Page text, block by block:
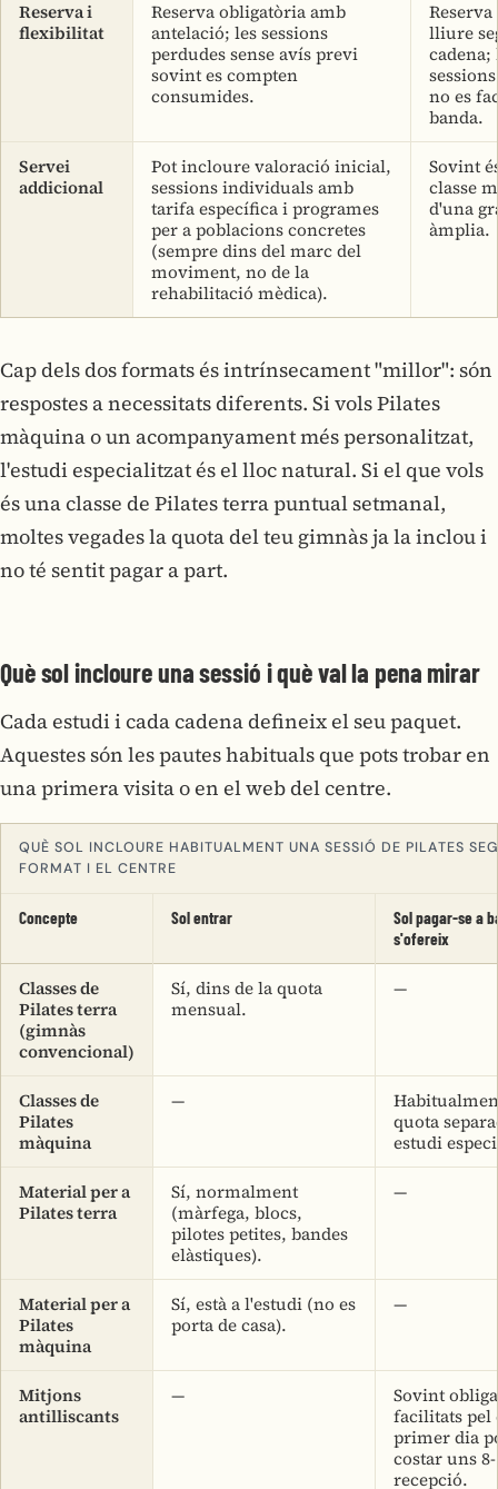
Reserva i
flexibilitat
Reserva obligatòria amb
antelació; les sessions
perdudes sense avís previ
sovint es compten
consumides.
Reserva
lliure
cadena;
no es
banda.
Servei
addicional
Pot incloure valoració inicial,
sessions individuals amb
tarifa específica i programes
per a poblacions concretes
(sempre dins del marc del
moviment, no de la
rehabilitació mèdica).
Sovint
classe
d'una
àmplia.
Cap dels dos formats és intrínsecament "millor": són
respostes a necessitats diferents. Si vols Pilates
màquina o un acompanyament més personalitzat,
l'estudi especialitzat és el lloc natural. Si el que vols
és una classe de Pilates terra puntual setmanal,
moltes vegades la quota del teu gimnàs ja la inclou i
no té sentit pagar a part.
Què sol incloure una sessió i què val la pena mirar
Cada estudi i cada cadena defineix el seu paquet.
Aquestes són les pautes habituals que pots trobar en
una primera visita o en el web del centre.
QUÈ SOL INCLOURE HABITUALMENT UNA SESSIÓ DE PILATES
FORMAT I EL CENTRE
Concepte Sol entrar
Sol pagar-se a
s'ofereix
Classes de
Pilates terra
(gimnàs
convencional)
Sí, dins de la quota
mensual.
—
Classes de
Pilates
màquina
—
quota
estudi
Material per a
Pilates terra
Sí, normalment
(màrfega, blocs,
pilotes petites, bandes
elàstiques).
—
Material per a
Pilates
màquina
Sí, està a l'estudi (no es
porta de casa).
—
Mitjons
antilliscants
—
Sovint
facilitats pel
primer dia
costar uns 8-
recepció.